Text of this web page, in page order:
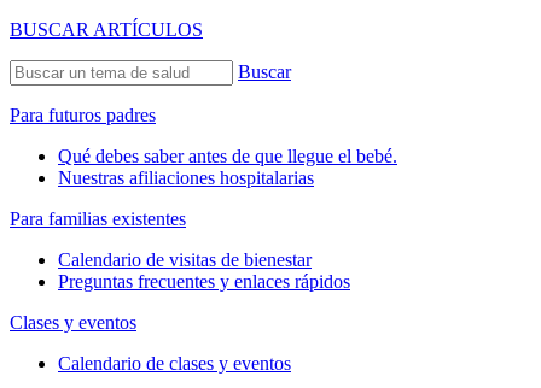
BUSCAR ARTÍCULOS
Buscar
Para futuros padres
Qué debes saber antes de que llegue el bebé.
Nuestras afiliaciones hospitalarias
Para familias existentes
Calendario de visitas de bienestar
Preguntas frecuentes y enlaces rápidos
Clases y eventos
Calendario de clases y eventos